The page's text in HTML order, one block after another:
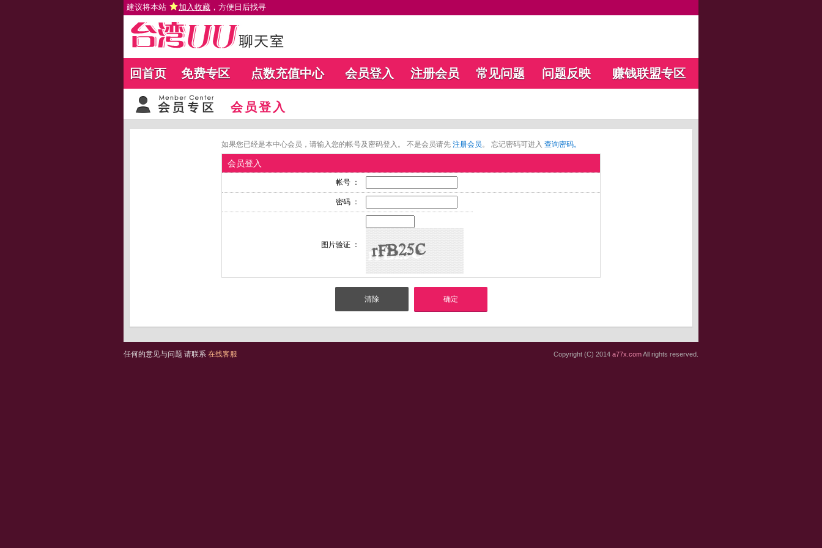
建议将本站 加入收藏 ，方便日后找寻
回首页 免费专区 点数充值中心 会员登入 注册会员 常见问题 问题反映 赚钱联盟专区
会员登入
如果您已经是本中心会员，请输入您的帐号及密码登入。 不是会员请先 注册会员。 忘记密码可进入 查询密码。
会员登入
帐号 ：
密码 ：
图片验证 ：
任何的意见与问题 请联系 在线客服 Copyright (C) 2014 a77x.comAll rights reserved.